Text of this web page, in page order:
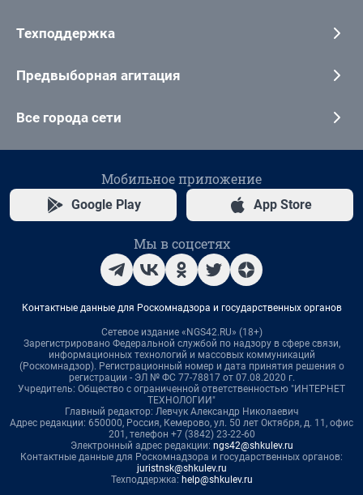
Техподдержка
Предвыборная агитация
Все города сети
Мобильное приложение
Google Play App Store
Мы в соцсетях
Контактные данные для Роскомнадзора и государственных органов
Сетевое издание «NGS42.RU» (18+)
Зарегистрировано Федеральной службой по надзору в сфере связи,
информационных технологий и массовых коммуникаций
(Роскомнадзор). Регистрационный номер и дата принятия решения о
регистрации - ЭЛ № ФС 77-78817 от 07.08.2020 г.
Учредитель: Общество с ограниченной ответственностью "ИНТЕРНЕТ
ТЕХНОЛОГИИ"
Главный редактор: Левчук Александр Николаевич
Адрес редакции: 650000, Россия, Кемерово, ул. 50 лет Октября, д. 11, офис
201, телефон +7 (3842) 23-22-60
Электронный адрес редакции: ngs42@shkulev.ru
Контактные данные для Роскомнадзора и государственных органов:
juristnsk@shkulev.ru
Техподдержка: help@shkulev.ru